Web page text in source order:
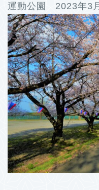
運動公園 2023年3